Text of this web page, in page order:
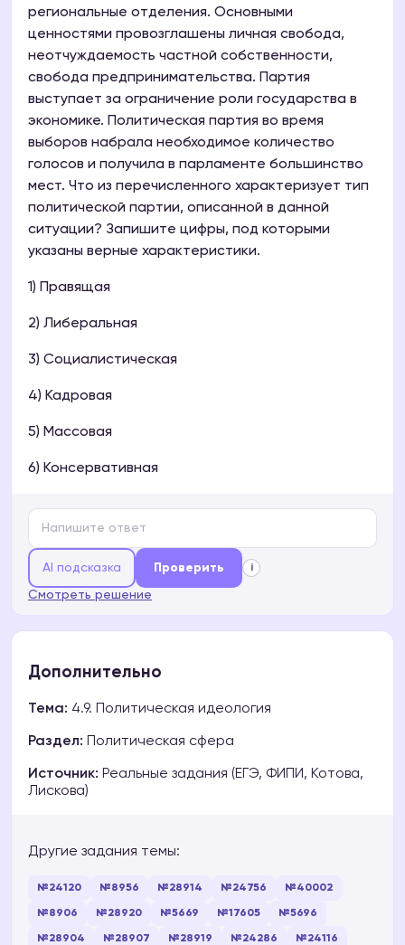
региональные отделения. Основными
ценностями провозглашены личная свобода,
неотчуждаемость частной собственности,
свобода предпринимательства. Партия
выступает за ограничение роли государства в
экономике. Политическая партия во время
выборов набрала необходимое количество
голосов и получила в парламенте большинство
мест. Что из перечисленного характеризует тип
политической партии, описанной в данной
ситуации? Запишите цифры, под которыми
указаны верные характеристики.
1) Правящая
2) Либеральная
3) Социалистическая
4) Кадровая
5) Массовая
6) Консервативная
AI подсказка Проверить i
Смотреть решение
Дополнительно
Тема: 4.9. Политическая идеология
Раздел: Политическая сфера
Источник: Реальные задания (ЕГЭ, ФИПИ, Котова,
Лискова)
Другие задания темы:
№24120 №8956 №28914 №24756 №40002
№8906 №28920 №5669 №17605 №5696
№28904 №28907 №28919 №24286 №24116